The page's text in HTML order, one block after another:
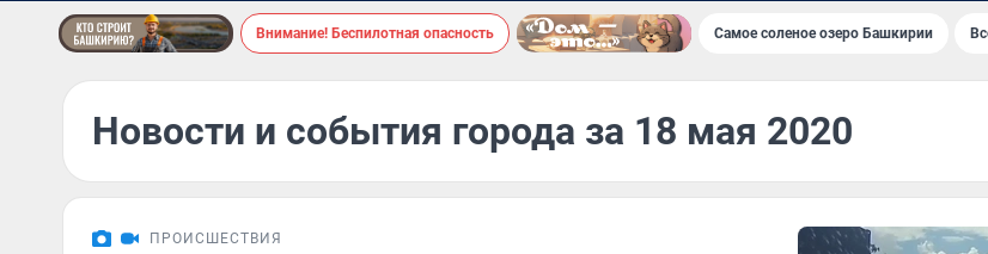
Внимание! Беспилотная опасность Самое соленое озеро Башкирии
Новости и события города за 18 мая 2020
ПРОИСШЕСТВИЯ